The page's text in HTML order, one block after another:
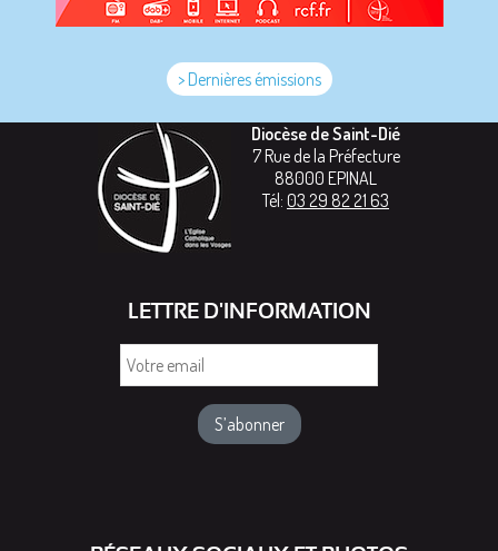
> Dernières émissions
Diocèse de Saint-Dié
7 Rue de la Préfecture
88000 EPINAL
Tél: 03 29 82 21 63
LETTRE D'INFORMATION